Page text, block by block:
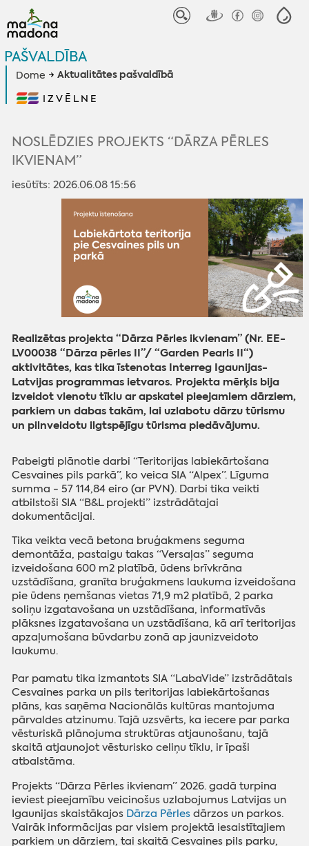
PAŠVALDĪBA
Dome Aktualitātes pašvaldībā
IZVĒLNE
NOSLĒDZIES PROJEKTS “DĀRZA PĒRLES
IKVIENAM”
iesūtīts: 2026.06.08 15:56
Realizētas projekta “Dārza Pērles ikvienam” (Nr. EE-
LV00038 “Dārza pērles II”/ “Garden Pearls II“)
aktivitātes, kas tika īstenotas Interreg Igaunijas-
Latvijas programmas ietvaros. Projekta mērķis bija
izveidot vienotu tīklu ar apskatei pieejamiem dārziem,
parkiem un dabas takām, lai uzlabotu dārzu tūrismu
un pilnveidotu ilgtspējīgu tūrisma piedāvājumu.
Pabeigti plānotie darbi “Teritorijas labiekārtošana
Cesvaines pils parkā”, ko veica SIA “Alpex”. Līguma
summa - 57 114,84 eiro (ar PVN). Darbi tika veikti
atbilstoši SIA “B&L projekti” izstrādātajai
dokumentācijai.
Tika veikta vecā betona bruģakmens seguma
demontāža, pastaigu takas “Versaļas” seguma
izveidošana 600 m2 platībā, ūdens brīvkrāna
uzstādīšana, granīta bruģakmens laukuma izveidošana
pie ūdens ņemšanas vietas 71,9 m2 platībā, 2 parka
soliņu izgatavošana un uzstādīšana, informatīvās
plāksnes izgatavošana un uzstādīšana, kā arī teritorijas
apzaļumošana būvdarbu zonā ap jaunizveidoto
laukumu.
Par pamatu tika izmantots SIA “LabaVide” izstrādātais
Cesvaines parka un pils teritorijas labiekārtošanas
plāns, kas saņēma Nacionālās kultūras mantojuma
pārvaldes atzinumu. Tajā uzsvērts, ka iecere par parka
vēsturiskā plānojuma struktūras atjaunošanu, tajā
skaitā atjaunojot vēsturisko celiņu tīklu, ir īpaši
atbalstāma.
Projekts “Dārza Pērles ikvienam” 2026. gadā turpina
ieviest pieejamību veicinošus uzlabojumus Latvijas un
Igaunijas skaistākajos Dārza Pērles dārzos un parkos.
Vairāk informācijas par visiem projektā iesaistītajiem
parkiem un dārziem, tai skaitā Cesvaines pils parku,